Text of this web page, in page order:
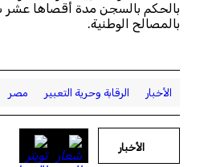
بالحكم بالسجن مدة أقصاها عشر
بالمصالح الوطنية.
الأخبار الرقابة وحرية التعبير مصر
الأخبار